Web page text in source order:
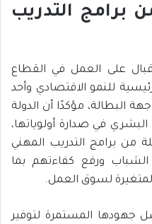
برامج التدريب
على العمل في القطاع
للنمو الاقتصادي وأحد
البطالة، مؤكدًا أن الدولة
في صدارة أولوياتها،
من برامج التدريب المهني
ورفع كفاءتهم بما
لسوق العمل.
جهودها المستمرة لتوفير